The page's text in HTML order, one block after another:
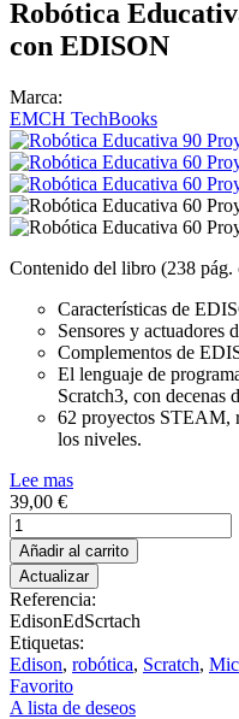
Robótica
con EDISON
Marca:
EMCH TechBooks
Contenido del libro (238
Características de
Sensores y actuadores
Complementos de
El lenguaje de
Scratch3, con decenas
62 proyectos STEAM,
los niveles.
Lee mas
39,00 €
Añadir al carrito
Referencia:
EdisonEdScrtach
Etiquetas:
Edison, robótica, Scratch,
Favorito
A lista de deseos